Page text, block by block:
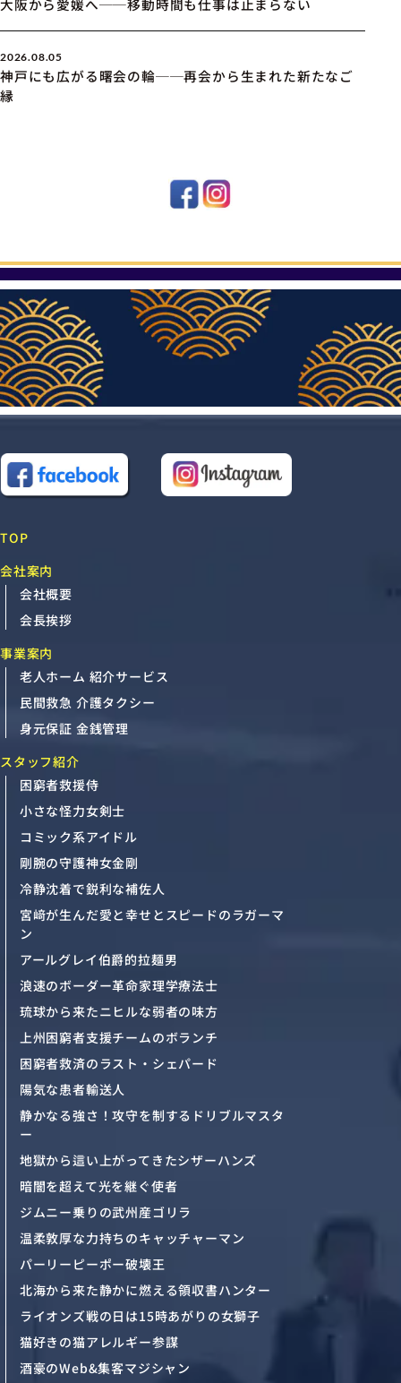
2026.08.05
神戸にも広がる曙会の輪──再会から生まれた新たなご
縁
TOP
会社案内
会社概要
会長挨拶
事業案内
老人ホーム 紹介サービス
民間救急 介護タクシー
身元保証 金銭管理
スタッフ紹介
困窮者救援侍
小さな怪力女剣士
コミック系アイドル
剛腕の守護神女金剛
冷静沈着で鋭利な補佐人
宮﨑が生んだ愛と幸せとスピードのラガーマ
ン
アールグレイ伯爵的拉麺男
浪速のボーダー革命家理学療法士
琉球から来たニヒルな弱者の味方
上州困窮者支援チームのボランチ
困窮者救済のラスト・シェパード
陽気な患者輸送人
静かなる強さ！攻守を制するドリブルマスタ
ー
地獄から這い上がってきたシザーハンズ
暗闇を超えて光を継ぐ使者
ジムニー乗りの武州産ゴリラ
温柔敦厚な力持ちのキャッチャーマン
パーリーピーポー破壊王
北海から来た静かに燃える領収書ハンター
ライオンズ戦の日は15時あがりの女獅子
猫好きの猫アレルギー参謀
酒豪のWeb&集客マジシャン